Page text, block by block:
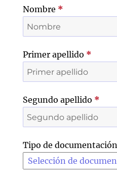
Nombre *
Primer apellido *
Segundo apellido *
Tipo de documentación